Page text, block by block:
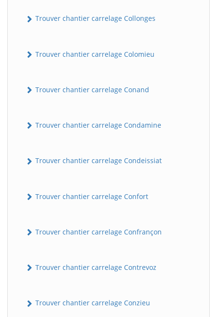
Trouver chantier carrelage Collonges
Trouver chantier carrelage Colomieu
Trouver chantier carrelage Conand
Trouver chantier carrelage Condamine
Trouver chantier carrelage Condeissiat
Trouver chantier carrelage Confort
Trouver chantier carrelage Confrançon
Trouver chantier carrelage Contrevoz
Trouver chantier carrelage Conzieu